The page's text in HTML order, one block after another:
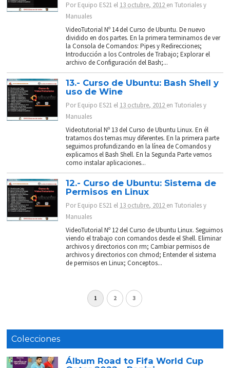
PorEquipo ES21 el 13 octubre, 2012 enTutoriales y
Manuales
VideoTutorial Nº 14 del Curso de Ubuntu. De nuevo
dividido en dos partes. En la primera terminamos de ver
la Consola de Comandos: Pipes y Redirecciones;
Introducción a los Controles de Trabajo; Explorar el
archivo de Configuración del Bash;...
13.- Curso de Ubuntu: Bash Shell y
uso de Wine
PorEquipo ES21 el 13 octubre, 2012 enTutoriales y
Manuales
Videotutorial Nº 13 del Curso de Ubuntu Linux. En él
tratamos dos temas muy diferentes. En la primera parte
seguimos profundizando en la línea de Comandos y
explicamos el Bash Shell. En la Segunda Parte vemos
como instalar aplicaciones...
12.- Curso de Ubuntu: Sistema de
Permisos en Linux
PorEquipo ES21 el 13 octubre, 2012 enTutoriales y
Manuales
VideoTutorial Nº 12 del Curso de Ubuntu Linux. Seguimos
viendo el trabajo con comandos desde el Shell. Eliminar
archivos y directorios con rm; Cambiar permisos de
archivos y directorios con chmod; Entender el sistema
de permisos en Linux; Conceptos...
1 2 3
Colecciones
Álbum Road to Fifa World Cup